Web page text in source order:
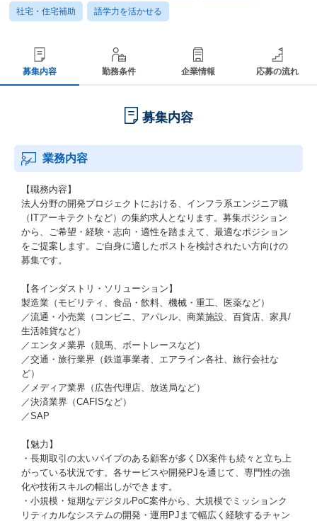
社宅・住宅補助 語学力を活かせる
募集内容 勤務条件 企業情報 応募の流れ
募集内容
業務内容
【職務内容】
法人分野の開発プロジェクトにおける、インフラ系エンジニア職
（ITアーキテクトなど）の集約求人となります。募集ポジション
から、ご希望・経験・志向・適性を踏まえて、最適なポジション
をご提案します。ご自身に適したポストを検討されたい方向けの
募集です。
【各インダストリ・ソリューション】
製造業（モビリティ、食品・飲料、機械・重工、医薬など）
／流通・小売業（コンビニ、アパレル、商業施設、百貨店、家具/
生活雑貨など）
／エンタメ業界（競馬、ボートレースなど）
／交通・旅行業界（鉄道事業者、エアライン各社、旅行会社な
ど）
／メディア業界（広告代理店、放送局など）
／決済業界（CAFISなど）
／SAP
【魅力】
・長期取引の太いパイプのある顧客が多くDX案件も続々と立ち上
がっている状況です。各サービスや開発PJを通じて、専門性の強
化や技術スキルの幅出しができます。
・小規模・短期なデジタルPoC案件から、大規模でミッションク
リティカルなシステムの開発・運用PJまで幅広く経験するチャン